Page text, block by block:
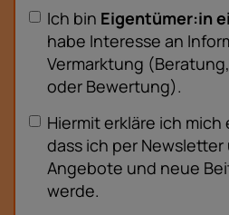
Ich bin Eigentümer:in
habe Interesse an
Vermarktung
oder Bewertung).
Hiermit erkläre ich
dass ich per
Angebote und neue
werde.